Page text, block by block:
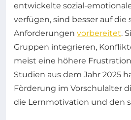
entwickelte sozial-
verfügen, sind besser auf die
Anforderungen vorbereitet.
Gruppen integrieren,
meist eine höhere
Studien aus dem Jahr 2025
Förderung im Vorschulalter
die Lernmotivation und den